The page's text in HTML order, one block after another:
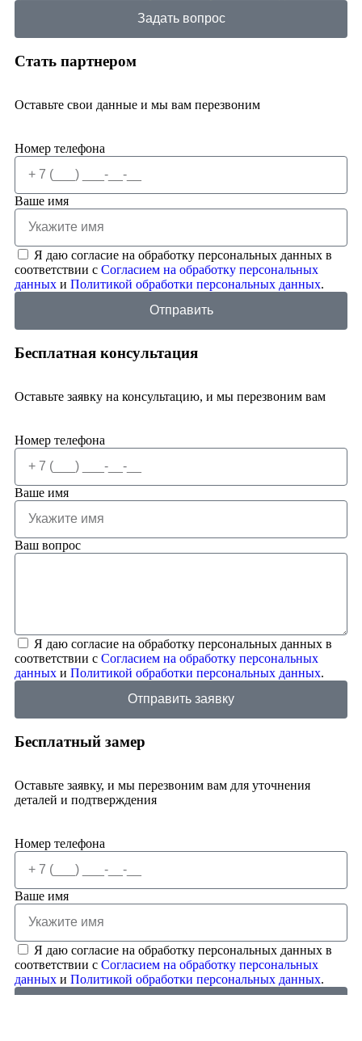
Задать вопрос
Стать партнером
Оставьте свои данные и мы вам перезвоним
Номер телефона
Ваше имя
Я даю согласие на обработку персональных данных в
соответствии с Согласием на обработку персональных
данных и Политикой обработки персональных данных.
Отправить
Бесплатная консультация
Оставьте заявку на консультацию, и мы перезвоним вам
Номер телефона
Ваше имя
Ваш вопрос
Я даю согласие на обработку персональных данных в
соответствии с Согласием на обработку персональных
данных и Политикой обработки персональных данных.
Отправить заявку
Бесплатный замер
Оставьте заявку, и мы перезвоним вам для уточнения
деталей и подтверждения
Номер телефона
Ваше имя
Я даю согласие на обработку персональных данных в
соответствии с Согласием на обработку персональных
данных и Политикой обработки персональных данных.